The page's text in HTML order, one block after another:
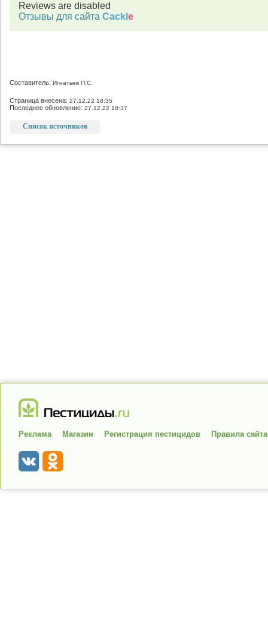
Reviews are disabled
Отзывы для сайта Cackl e
Составитель: Игнатьев П.С.
Страница внесена: 27.12.22 18:35
Последнее обновление: 27.12.22 18:37
Список источников
Реклама Магазин Регистрация пестицидов Правила сайта